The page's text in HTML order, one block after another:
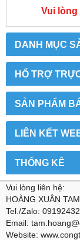
DANH MỤC
HỔ TRỢ
SẢN PHẨM
LIÊN KẾT
THỐNG KÊ
Vui lòng
Vui lòng liên hệ:
HOÀNG XUÂN
Tel./Zalo:
Email:
Website: